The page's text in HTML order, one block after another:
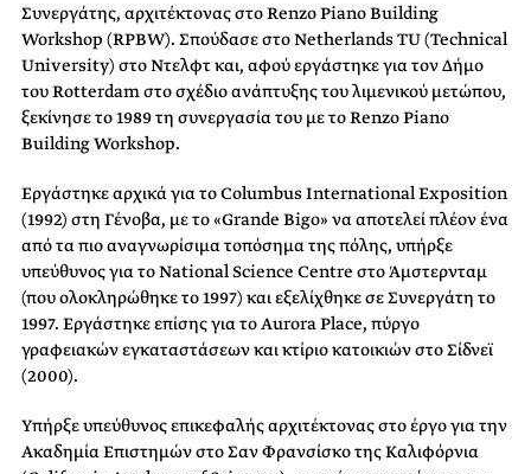
Συνεργάτης, αρχιτέκτονας στο Renzo Piano Building
Workshop (RPBW). Σπούδασε στο Netherlands TU (Technical
University) στο Ντελφτ και, αφού εργάστηκε για τον Δήμο
του Rotterdam στο σχέδιο ανάπτυξης του λιμενικού μετώπου,
ξεκίνησε το 1989 τη συνεργασία του με το Renzo Piano
Building Workshop.
Εργάστηκε αρχικά για το Columbus International Exposition
(1992) στη Γένοβα, με το «Grande Bigo» να αποτελεί πλέον ένα
από τα πιο αναγνωρίσιμα τοπόσημα της πόλης, υπήρξε
υπεύθυνος για το National Science Centre στο Άμστερνταμ
(που ολοκληρώθηκε το 1997) και εξελίχθηκε σε Συνεργάτη το
1997. Εργάστηκε επίσης για το Aurora Place, πύργο
γραφειακών εγκαταστάσεων και κτίριο κατοικιών στο Σίδνεϊ
(2000).
Υπήρξε υπεύθυνος επικεφαλής αρχιτέκτονας στο έργο για την
Ακαδημία Επιστημών στο Σαν Φρανσίσκο της Καλιφόρνια